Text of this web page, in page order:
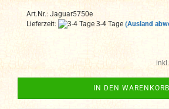
Art.Nr.: Jaguar5750e
Lieferzeit:
3-4 Tage (Ausland
IN DEN WARENKORB